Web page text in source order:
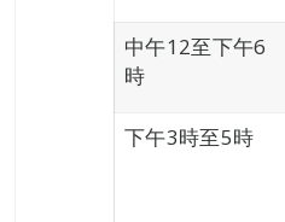
中午12至下午6
時
下午3時至5時